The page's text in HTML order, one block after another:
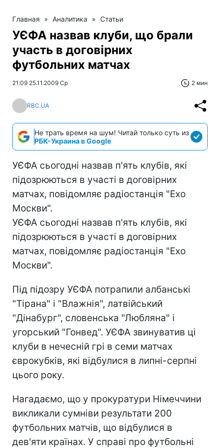
Главная » Аналитика » Статьи
УЄФА назвав клуби, що брали
участь в договірних
футбольних матчах
21:09 25.11.2009 Ср 2 мин
RBC.UA
Не трать время на шум! Читай только суть из
РБК-Украина в Google
УЄФА сьогодні назвав п'ять клубів, які
підозрюються в участі в договірних
матчах, повідомляє радіостанція "Ехо
Москви".
УЄФА сьогодні назвав п'ять клубів, які
підозрюються в участі в договірних
матчах, повідомляє радіостанція "Ехо
Москви".
Під підозру УЄФА потрапили албанські
"Тірана" і "Влажнія", латвійський
"Дінабург", словенська "Любляна" і
угорський "Гонвед". УЄФА звинуватив ці
клуби в нечесній грі в семи матчах
єврокубків, які відбулися в липні-серпні
цього року.
Нагадаємо, що у прокуратури Німеччини
викликали сумніви результати 200
футбольних матчів, що відбулися в
дев'яти країнах. У справі про футбольні